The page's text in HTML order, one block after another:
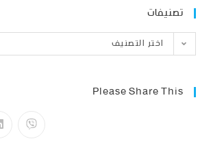
تصنيفات
اختر التصنيف
Please Share This